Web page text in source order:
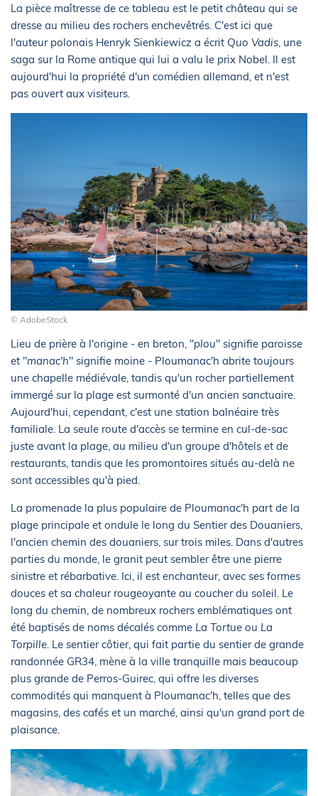
La pièce maîtresse de ce tableau est le petit château qui se
dresse au milieu des rochers enchevêtrés. C'est ici que
l'auteur polonais Henryk Sienkiewicz a écrit Quo Vadis , une
saga sur la Rome antique qui lui a valu le prix Nobel. Il est
aujourd'hui la propriété d'un comédien allemand, et n'est
pas ouvert aux visiteurs.
© AdobeStock
Lieu de prière à l'origine - en breton, "plou" signifie paroisse
et "manac'h" signifie moine - Ploumanac'h abrite toujours
une chapelle médiévale, tandis qu'un rocher partiellement
immergé sur la plage est surmonté d'un ancien sanctuaire.
Aujourd'hui, cependant, c'est une station balnéaire très
familiale. La seule route d'accès se termine en cul-de-sac
juste avant la plage, au milieu d'un groupe d'hôtels et de
restaurants, tandis que les promontoires situés au-delà ne
sont accessibles qu'à pied.
La promenade la plus populaire de Ploumanac'h part de la
plage principale et ondule le long du Sentier des Douaniers,
l'ancien chemin des douaniers, sur trois miles. Dans d'autres
parties du monde, le granit peut sembler être une pierre
sinistre et rébarbative. Ici, il est enchanteur, avec ses formes
douces et sa chaleur rougeoyante au coucher du soleil. Le
long du chemin, de nombreux rochers emblématiques ont
été baptisés de noms décalés comme La Tortue ou La
Torpille. Le sentier côtier, qui fait partie du sentier de grande
randonnée GR34, mène à la ville tranquille mais beaucoup
plus grande de Perros-Guirec, qui offre les diverses
commodités qui manquent à Ploumanac'h, telles que des
magasins, des cafés et un marché, ainsi qu'un grand port de
plaisance.